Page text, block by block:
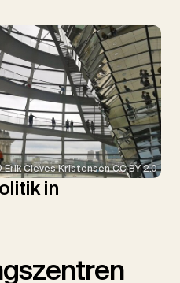
Erik Cleves Kristensen CC BY 2.0
in